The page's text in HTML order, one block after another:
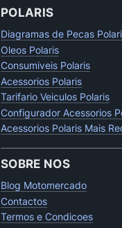
POLARIS
Diagramas de Pecas
Oleos Polaris
Consumiveis Polaris
Acessorios Polaris
Tarifario Veiculos Polaris
Configurador Acessorios
Acessorios Polaris Mais
SOBRE NOS
Blog Motomercado
Contactos
Termos e Condicoes